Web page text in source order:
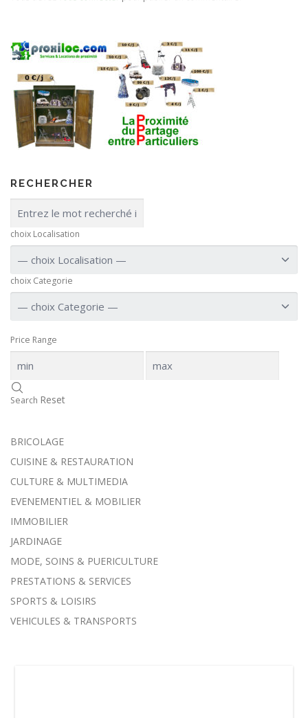
RECHERCHER
choix Localisation
choix Categorie
Price Range
Search Reset
BRICOLAGE
CUISINE & RESTAURATION
CULTURE & MULTIMEDIA
EVENEMENTIEL & MOBILIER
IMMOBILIER
JARDINAGE
MODE, SOINS & PUERICULTURE
PRESTATIONS & SERVICES
SPORTS & LOISIRS
VEHICULES & TRANSPORTS